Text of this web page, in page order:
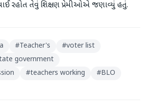
રહોત તેવું શિક્ષણ પ્રેમીઓએ જણાવ્યું હતું.
#Teacher's #voter list
government
#teachers working #BLO